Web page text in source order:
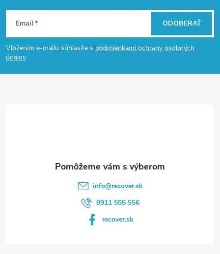
Z
á
p
Email
Vložením e-mailu súhlasíte s podmienkami ochrany osobných
údajov
ODOBERAŤ
info@recover.sk
0911 555 556
recover.sk